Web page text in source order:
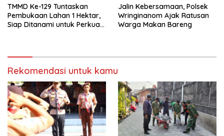
TMMD Ke-129 Tuntaskan
Pembukaan Lahan 1 Hektar,
Siap Ditanami untuk Perkuat
Jalin Kebersamaan, Polsek
Wringinanom Ajak Ratusan
Warga Makan Bareng
Rekomendasi untuk kamu